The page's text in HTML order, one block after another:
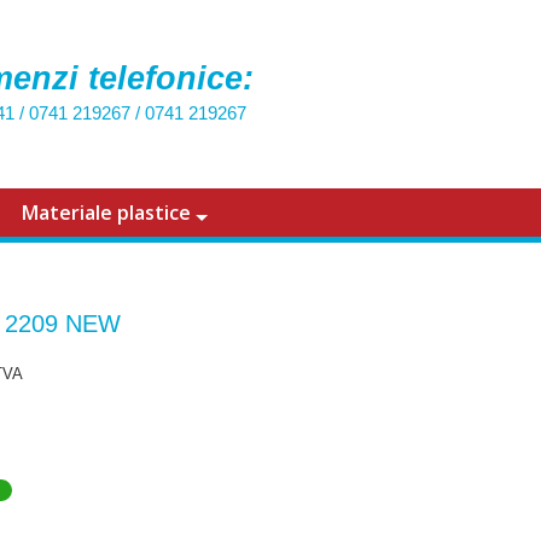
telefonice:
/ 0741 219267/ 0741 219267
Materiale plastice
NEW